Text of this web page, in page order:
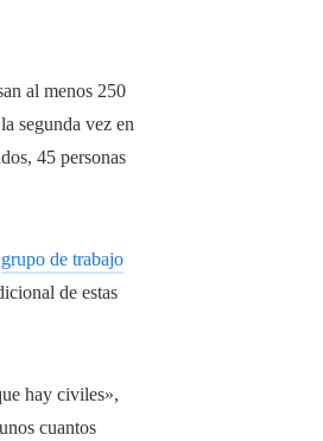
al menos 250
segunda vez en
45 personas
grupo de trabajo
de estas
hay civiles»,
cuantos